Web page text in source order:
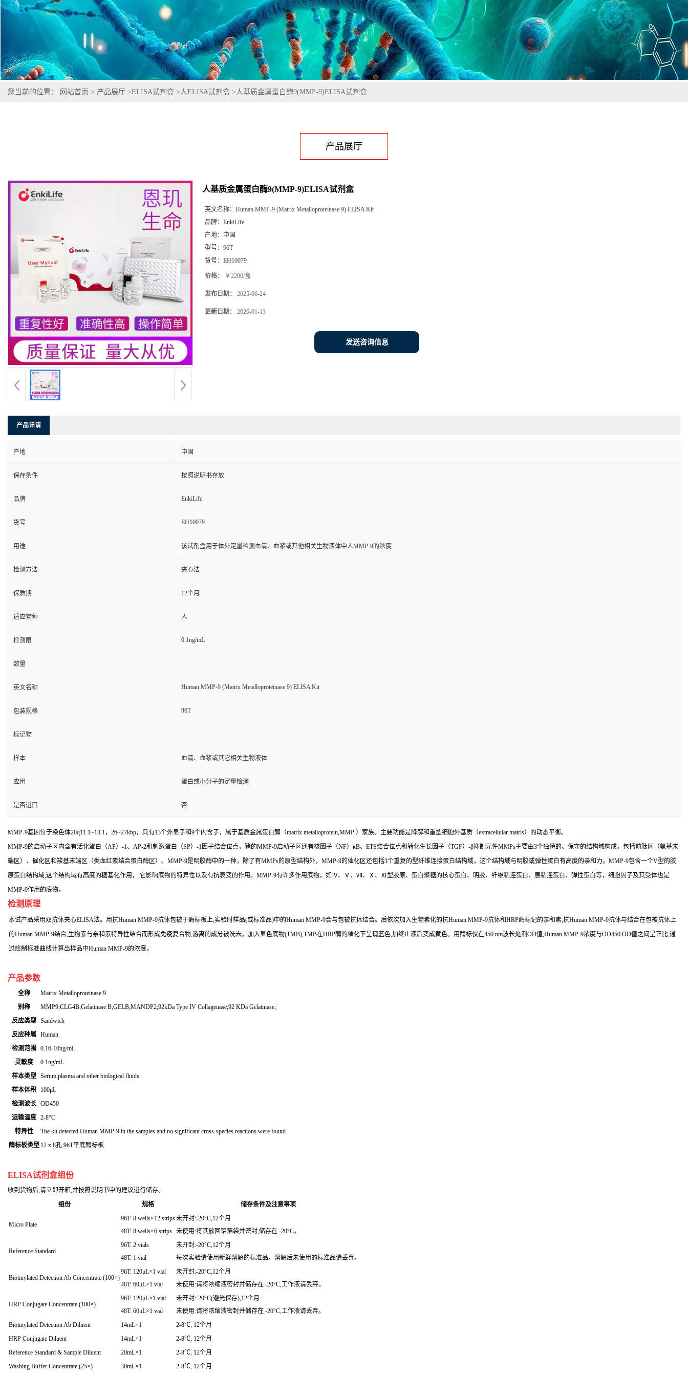
您当前的位置： 网站首页 > 产品展厅 >ELISA试剂盒 >人ELISA试剂盒 >人基质金属蛋白酶9(MMP-9)ELISA试剂盒
产品展厅
人基质金属蛋白酶9(MMP-9)ELISA试剂盒
英文名称： Human MMP-9 (Matrix Metalloproteinase 9) ELISA Kit
品牌： EnkiLife
产地： 中国
型号： 96T
货号： EH10079
价格： ￥2200/盒
发布日期： 2025-06-24
更新日期： 2026-01-13
发送咨询信息
产品详请
产地 中国
保存条件 按照说明书存放
品牌 EnkiLife
货号 EH10079
用途 该试剂盒用于体外定量检测血清、血浆或其他相关生物液体中人MMP-9的浓度
检测方法 夹心法
保质期 12个月
适应物种 人
检测限 0.1ng/mL
数量
英文名称 Human MMP-9 (Matrix Metalloproteinase 9) ELISA Kit
包装规格 96T
标记物
样本 血清、血浆或其它相关生物液体
应用 蛋白或小分子的定量检测
是否进口 否
MMP-9基因位于染色体20q11.1~13.1，26~27kbp，具有13个外显子和9个内含子，属于基质金属蛋白酶（matrix metalloprotein,MMP ）家族。主要功能是降解和重塑细胞外基质（extracellular matris）的动态平衡。
MMP-9的启动子区内含有活化蛋白（AP）-1、AP-2和刺激蛋白（SP）-1因子结合位点，猪的MMP-9启动子区还有核因子（NF）κB、ETS结合位点和转化生长因子（TGF）-β抑制元件MMPs主要由3个独特的、保守的结构域构成，包括前肽区（氨基末
端区）、催化区和羧基末端区（类血红素结合蛋白酶区）。MMP-9是明胶酶中的一种，除了有MMPs的原型结构外，MMP-9的催化区还包括3个重复的型纤维连接蛋白结构域，这个结构域与明胶或弹性蛋白有高度的亲和力。MMP-9包含一个V型的胶
原蛋白结构域,这个结构域有高度的糖基化作用，,它影响底物的特异性以及有抗衰变的作用。MMP-9有许多作用底物，如Ⅳ、Ⅴ、Ⅶ、Ⅹ、Ⅺ型胶原、蛋白聚糖的核心蛋白、明胶、纤维粘连蛋白、层粘连蛋白、弹性蛋白等，细胞因子及其受体也是
MMP-9作用的底物。
检测原理
本试产品采用双抗体夹心ELISA法。用抗Human MMP-9抗体包被于酶标板上,实验时样品(或标准品)中的Human MMP-9会与包被抗体结合。后依次加入生物素化的抗Human MMP-9抗体和HRP酶标记的亲和素,抗Human MMP-9抗体与结合在包被抗体上
的Human MMP-9结合,生物素与亲和素特异性结合而形成免疫复合物,游离的成分被洗去。加入显色底物(TMB),TMB在HRP酶的催化下呈现蓝色,加终止液后变成黄色。用酶标仪在450 nm波长处测OD值,Human MMP-9浓度与OD450 OD值之间呈正比,通
过绘制标准曲线计算出样品中Human MMP-9的浓度。
产品参数
全称
Matrix Metalloproteinase 9
别称
MMP9;CLG4B;Gelatinase B;GELB;MANDP2;92kDa Type IV Collagenase;92 KDa Gelatinase;
反应类型 Sandwich
反应种属 Human
检测范围
0.16-10ng/mL
灵敏度
0.1ng/mL
样本类型 Serum,plasma and other biological fluids
样本体积
100μL
检测波长 OD450
运输温度 2-8°C
特异性
The kit detected Human MMP-9 in the samples and no significant cross-species reactions were found
酶标板类型 12 x 8孔 96T平底酶标板
ELISA试剂盒组份
收到货物后,请立即开箱,并按照说明书中的建议进行储存。
组份
规格 储存条件及注意事项
Micro Plate
96T: 8 wells×12 strips
48T: 8 wells×6 strips
未开封:-20°C,12个月
未使用:将其放回铝箔袋并密封,储存在 -20°C。
Reference Standard
96T: 2 vials
48T: 1 vial
未开封:-20°C,12个月
每次实验请使用新鲜溶解的标准品。溶解后未使用的标准品请丢弃。
Biotinylated Detection Ab Concentrate (100×)
96T: 120μL×1 vial
48T: 60μL×1 vial
未开封:-20°C,12个月
未使用:请将浓缩液密封并储存在 -20°C,工作液请丢弃。
HRP Conjugate Concentrate (100×)
96T: 120μL×1 vial
48T: 60μL×1 vial
未开封:-20°C(避光保存),12个月
未使用:请将浓缩液密封并储存在 -20°C,工作液请丢弃。
Biotinylated Detection Ab Diluent
14mL×1
2-8℃, 12个月
HRP Conjugate Diluent
14mL×1
2-8℃, 12个月
Reference Standard & Sample Diluent
20mL×1
2-8℃, 12个月
Washing Buffer Concentrate (25×)
30mL×1 2-8℃, 12个月